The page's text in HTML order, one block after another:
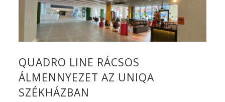
QUADRO LINE RÁCSOS
ÁLMENNYEZET AZ UNIQA
SZÉKHÁZBAN